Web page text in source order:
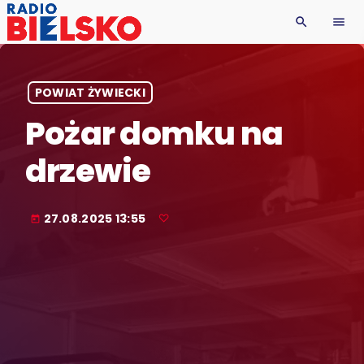
search menu
POWIAT ŻYWIECKI
Pożar domku na
drzewie
today 27.08.2025 13:55